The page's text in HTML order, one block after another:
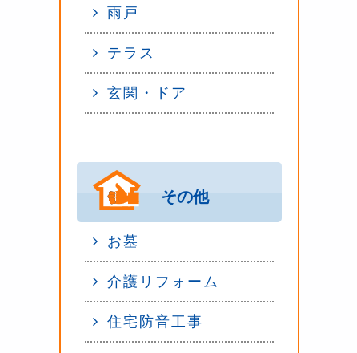
雨戸
テラス
玄関・ドア
その他
お墓
介護リフォーム
住宅防音工事